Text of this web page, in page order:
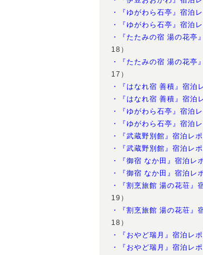
・『ゆがわら石亭』宿泊
・『ゆがわら石亭』宿泊
・『たたみの宿 湯の花亭
18）
・『たたみの宿 湯の花亭
17）
・『はなれ宿 善積』宿泊
・『はなれ宿 善積』宿泊
・『ゆがわら石亭』宿泊
・『ゆがわら石亭』宿泊
・『武蔵野別館』宿泊レポ
・『武蔵野別館』宿泊レポ
・『御宿 なか田』宿泊レ
・『御宿 なか田』宿泊レ
・『割烹旅館 湯の花荘』
19）
・『割烹旅館 湯の花荘』
18）
・『おやど瑞月』宿泊レポ
・『おやど瑞月』宿泊レポ